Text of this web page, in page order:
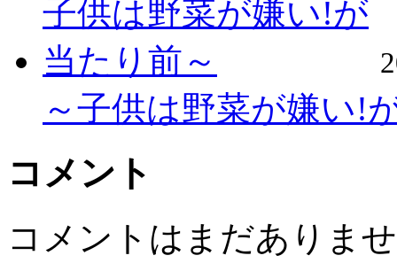
～子供は野菜が嫌い!
コメント
コメントはまだありま